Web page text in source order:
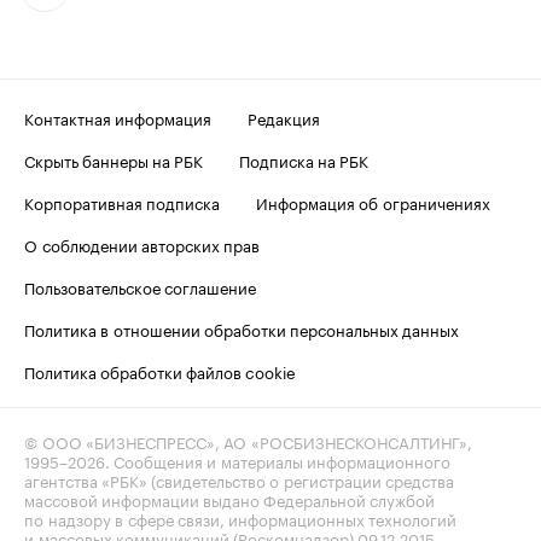
Контактная информация
Редакция
Скрыть баннеры на РБК
Подписка на РБК
Корпоративная подписка
Информация об ограничениях
О соблюдении авторских прав
Пользовательское соглашение
Политика в отношении обработки персональных данных
Политика обработки файлов cookie
© ООО «БИЗНЕСПРЕСС», АО «РОСБИЗНЕСКОНСАЛТИНГ»,
1995–2026. Сообщения и материалы информационного
агентства «РБК» (свидетельство о регистрации средства
массовой информации выдано Федеральной службой
по надзору в сфере связи, информационных технологий